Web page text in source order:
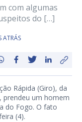
com algumas
do […]
Rápida (Giro), da
prendeu um homem
do Fogo. O fato
(4).